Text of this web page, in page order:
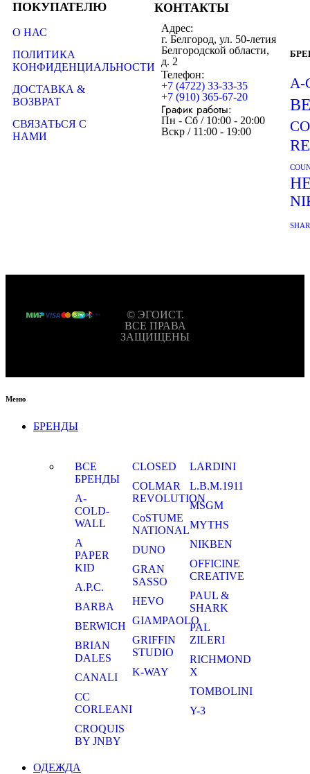
ПОКУПАТЕЛЮ
О НАС
ПОЛИТИКА
КОНФИДЕНЦИАЛЬНОСТИ
ДОСТАВКА &
ВОЗВРАТ
СВЯЗАТЬСЯ С
НАМИ
КОНТАКТЫ
Адрес:
г. Белгород, ул. 50-летия
Белгородской области,
д. 2
Телефон:
+7 (4722) 33-33-35
+7 (910) 365-67-20
График работы:
Пн - Сб / 10:00 - 20:00
Вскр / 11:00 - 19:00
A-
© ЭГОИСТ.
ВСЕ ПРАВА
ЗАЩИЩЕНЫ
Меню
БРЕНДЫ
ВСЕ
БРЕНДЫ
A-
COLD-
WALL
A
PAPER
KID
A.P.C.
BARBA
BERWICH
BRIAN
DALES
CANALI
CC
CORLEANI
CROQUIS
BY JNBY
CLOSED
COLMAR
REVOLUTION
CoSTUME
NATIONAL
DUNO
GRAN
SASSO
HEVO
GIAMPAOLO
GRIFFIN
STUDIO
K-WAY
LARDINI
L.B.M.1911
MSGM
MYTHS
NIKBEN
OFFICINE
CREATIVE
PAUL &
SHARK
PAL
ZILERI
RICHMOND
X
TOMBOLINI
Y-3
ОДЕЖДА